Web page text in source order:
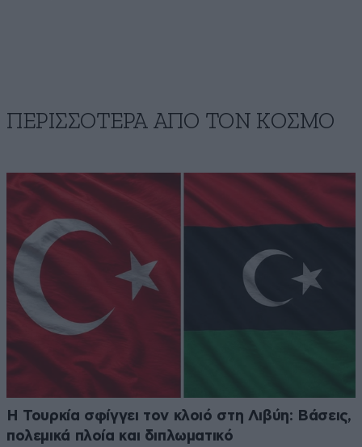
ΠΕΡΙΣΣΟΤΕΡΑ ΑΠΟ ΤΟΝ ΚΟΣΜΟ
Η Τουρκία σφίγγει τον κλοιό στη Λιβύη: Βάσεις,
πολεμικά πλοία και διπλωματικό